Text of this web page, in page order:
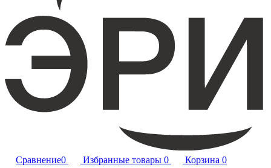
Сравнение0 Избранные товары 0 Корзина 0